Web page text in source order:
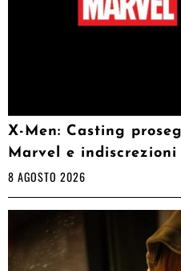
X-Men: Casting
Marvel e indiscrezioni
8 AGOSTO 2026